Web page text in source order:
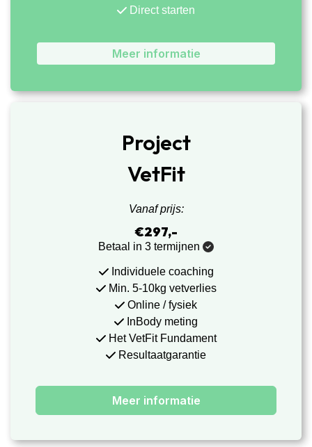
Direct starten
Meer informatie
Project
VetFit
Vanaf prijs:
€297,-
Betaal in 3 termijnen
Individuele coaching
Min. 5-10kg vetverlies
Online / fysiek
InBody meting
Het VetFit Fundament
Resultaatgarantie
Meer informatie